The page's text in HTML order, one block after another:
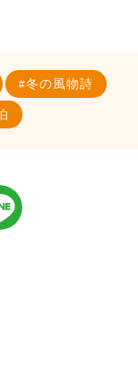
冬の風物詩